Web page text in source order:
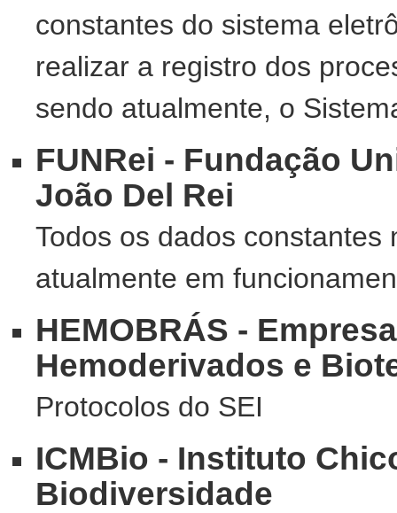
constantes do sistema
realizar a registro dos
sendo atualmente, o
FUNRei - Fundação
João Del Rei
Todos os dados
atualmente em
HEMOBRÁS -
Hemoderivados e
Protocolos do SEI
ICMBio - Instituto
Biodiversidade